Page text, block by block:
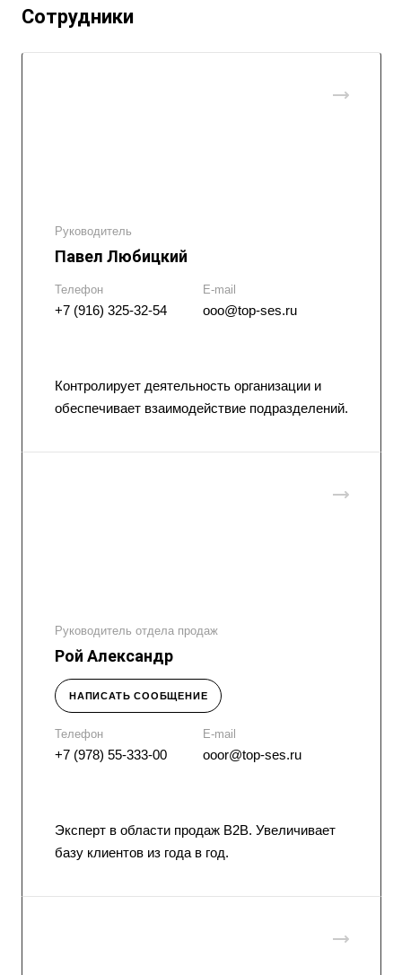
Сотрудники
Руководитель
Павел Любицкий
Телефон
+7 (916) 325-32-54
E-mail
ooo@top-ses.ru
Контролирует деятельность организации и
обеспечивает взаимодействие подразделений.
Руководитель отдела продаж
Рой Александр
НАПИСАТЬ СООБЩЕНИЕ
Телефон
+7 (978) 55-333-00
E-mail
ooor@top-ses.ru
Эксперт в области продаж B2B. Увеличивает
базу клиентов из года в год.